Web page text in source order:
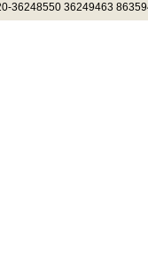
36248550 36249463